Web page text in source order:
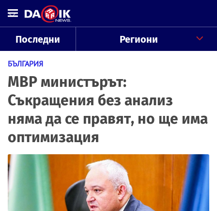
Последни Региони
БЪЛГАРИЯ
МВР министърът:
Съкращения без анализ
няма да се правят, но ще има
оптимизация